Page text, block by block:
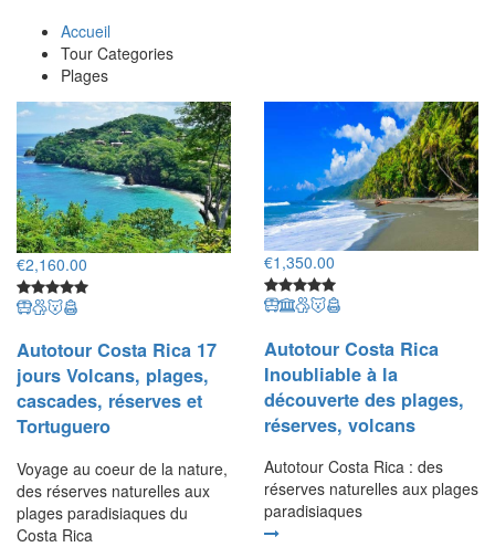
Accueil
Tour Categories
Plages
€2,160.00
Autotour Costa Rica 17
jours Volcans, plages,
cascades, réserves et
Tortuguero
Voyage au coeur de la nature,
des réserves naturelles aux
plages paradisiaques du
Costa Rica
€1,350.00
Autotour Costa Rica
Inoubliable à la
découverte des plages,
réserves, volcans
Autotour Costa Rica : des
réserves naturelles aux plages
paradisiaques